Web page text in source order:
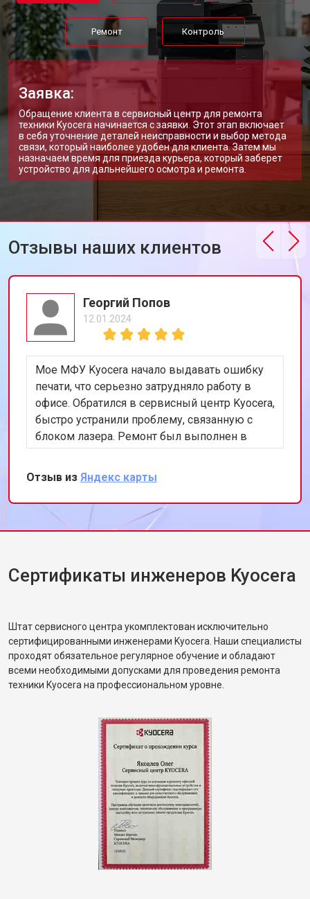
Ремонт Контроль
Заявка:
Обращение клиента в сервисный центр для ремонта
техники Kyocera начинается с заявки. Этот этап включает
в себя уточнение деталей неисправности и выбор метода
связи, который наиболее удобен для клиента. Затем мы
назначаем время для приезда курьера, который заберет
устройство для дальнейшего осмотра и ремонта.
Отзывы наших клиентов
Георгий Попов
12.01.2024
Мое МФУ Kyocera начало выдавать ошибку
печати, что серьезно затрудняло работу в
офисе. Обратился в сервисный центр Kyocera,
быстро устранили проблему, связанную с
блоком лазера. Ремонт был выполнен в
течение дня, устройство снова работает
безупречно, очень доволен оперативностью
и качеством обслуживания.
Отзыв из Яндекс карты
Сертификаты инженеров Kyocera
Штат сервисного центра укомплектован исключительно
сертифицированными инженерами Kyocera. Наши специалисты
проходят обязательное регулярное обучение и обладают
всеми необходимыми допусками для проведения ремонта
техники Kyocera на профессиональном уровне.